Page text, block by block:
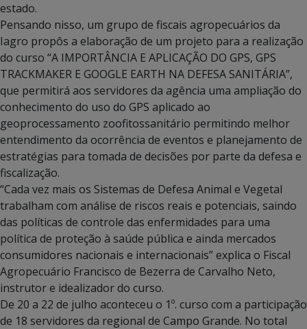
estado.
Pensando nisso, um grupo de fiscais agropecuários da
Iagro propôs a elaboração de um projeto para a realização
do curso “A IMPORTÂNCIA E APLICAÇÃO DO GPS, GPS
TRACKMAKER E GOOGLE EARTH NA DEFESA SANITÁRIA”,
que permitirá aos servidores da agência uma ampliação do
conhecimento do uso do GPS aplicado ao
geoprocessamento zoofitossanitário permitindo melhor
entendimento da ocorrência de eventos e planejamento de
estratégias para tomada de decisões por parte da defesa e
fiscalização.
“Cada vez mais os Sistemas de Defesa Animal e Vegetal
trabalham com análise de riscos reais e potenciais, saindo
das políticas de controle das enfermidades para uma
política de proteção à saúde pública e ainda mercados
consumidores nacionais e internacionais” explica o Fiscal
Agropecuário Francisco de Bezerra de Carvalho Neto,
instrutor e idealizador do curso.
De 20 a 22 de julho aconteceu o 1º. curso com a participação
de 18 servidores da regional de Campo Grande. No total